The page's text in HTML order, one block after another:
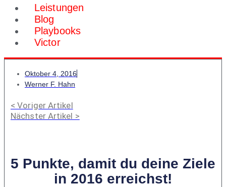
Leistungen
Blog
Playbooks
Victor
Oktober 4, 2016
Werner F. Hahn
< Voriger Artikel
Nächster Artikel >
5 Punkte, damit du deine Ziele
in 2016 erreichst!